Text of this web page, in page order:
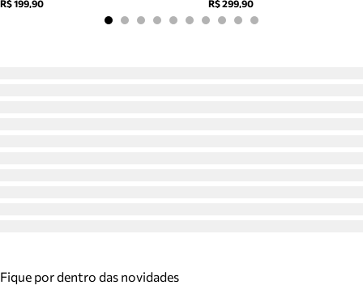
R$ 199,90
R$ 299,90
Fique por dentro das novidades